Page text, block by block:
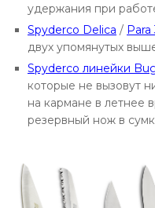
удержания при
Spyderco Delica / Para
двух упомянутых
Spyderco линейки
которые не вызовут
на кармане в летнее
резервный нож в